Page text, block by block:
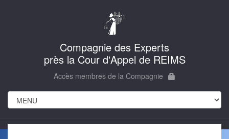
Compagnie des Experts
près la Cour d'Appel de REIMS
Accès membres de la Compagnie